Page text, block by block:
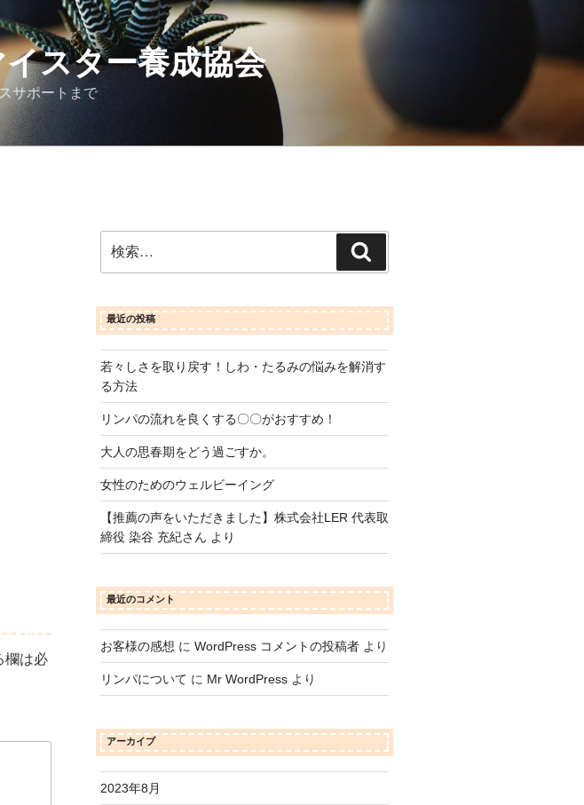
スター養成協会
サポートまで
欄は必
索:
索
最近の投稿
若々しさを取り戻す！しわ・たるみの悩みを解消す
る方法
リンパの流れを良くする〇〇がおすすめ！
大人の思春期をどう過ごすか。
女性のためのウェルビーイング
【推薦の声をいただきました】株式会社LER 代表取
締役 染谷 充紀さん より
最近のコメント
お客様の感想 に WordPress コメントの投稿者より
リンパについて に Mr WordPressより
アーカイブ
2023年8月